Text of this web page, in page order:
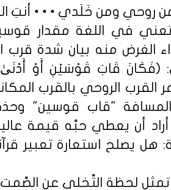
روحي ومن خَلَدي • • • أنتِ
في اللغة مقدار
الغرض منه بيان شدة قرب
القرب الروحي بالقرب
المسافة "قاب قوسين"
أراد أن يعطي حبَّه قيمة
هل يصلح استعارة تعبير
لحظة التَّخلي عن الصَّمت